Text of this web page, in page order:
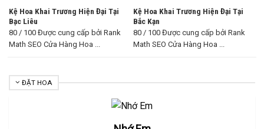
Kệ Hoa Khai Trương Hiện Đại Tại
Bạc Liêu
80 / 100 Được cung cấp bởi Rank
Math SEO Cửa Hàng Hoa ...
Kệ Hoa Khai Trương Hiện Đại Tại
Bắc Kạn
80 / 100 Được cung cấp bởi Rank
Math SEO Cửa Hàng Hoa ...
ĐẶT HOA